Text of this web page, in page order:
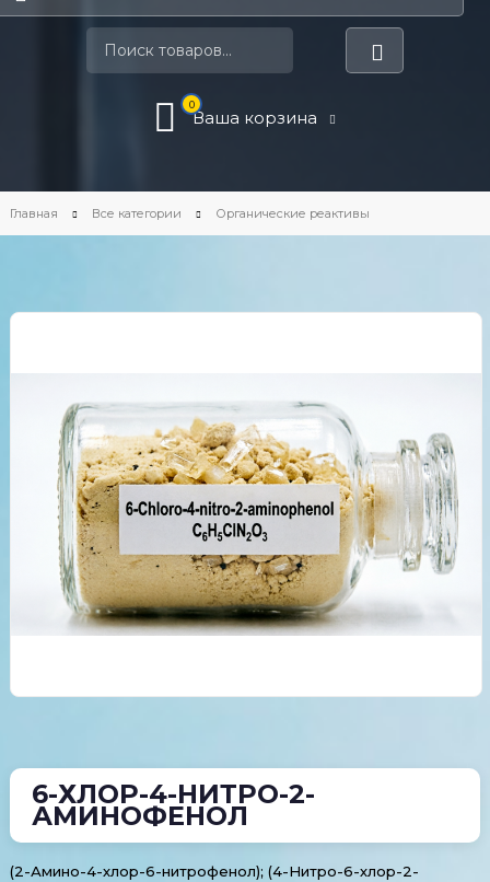
0
Ваша корзина
Главная Все категории Органические реактивы
6-ХЛОР-4-НИТРО-2-
АМИНОФЕНОЛ
(2-Амино-4-хлор-6-нитрофенол); (4-Нитро-6-хлор-2-